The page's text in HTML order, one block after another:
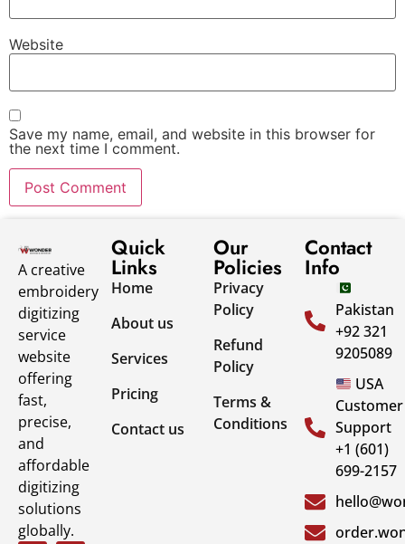
Website
Save my name, email, and website in this browser for
the next time I comment.
A creative
embroidery
digitizing
service
website
offering
fast,
precise,
and
affordable
digitizing
solutions
globally.
Quick
Links
Home
About us
Services
Pricing
Contact us
Our
Policies
Privacy
Policy
Refund
Policy
Terms &
Conditions
Contact
Info
Pakistan
+92 321
9205089
USA
Customer
Support
+1 (601)
699-2157